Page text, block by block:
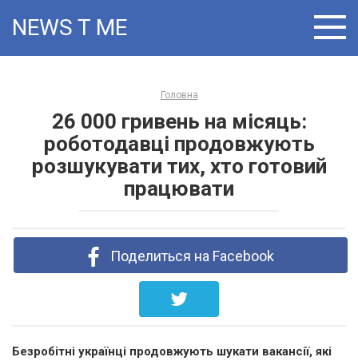
NEWS T:ME
Головна
26 000 гривень на місяць:
роботодавці продовжують
розшукувати тих, хто готовий
працювати
Поделиться на Facebook
Безробітні українці продовжують шукати вакансії, які